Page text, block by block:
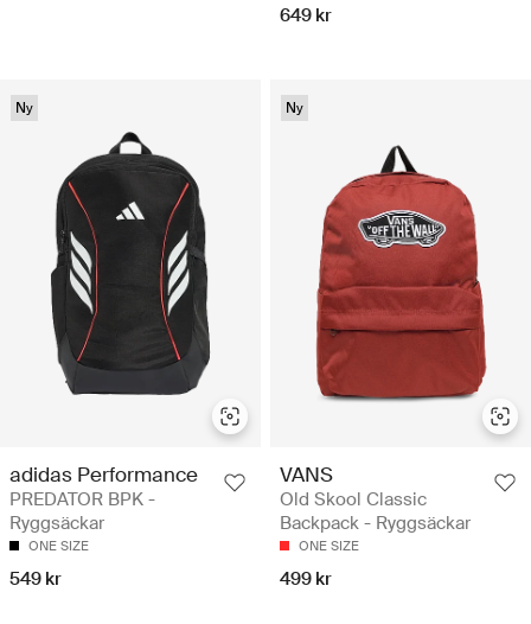
649 kr
Ny
adidas Performance
PREDATOR BPK -
Ryggsäckar
ONE SIZE
549 kr
Ny
VANS
Old Skool Classic
Backpack - Ryggsäckar
ONE SIZE
499 kr